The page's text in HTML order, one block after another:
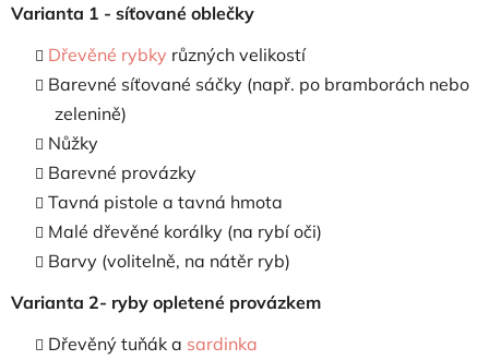
Varianta 1 - síťované oblečky
Dřevěné rybky různých velikostí
Barevné síťované sáčky (např. po bramborách nebo
zelenině)
Nůžky
Barevné provázky
Tavná pistole a tavná hmota
Malé dřevěné korálky (na rybí oči)
Barvy (volitelně, na nátěr ryb)
Varianta 2- ryby opletené provázkem
Dřevěný tuňák a sardinka